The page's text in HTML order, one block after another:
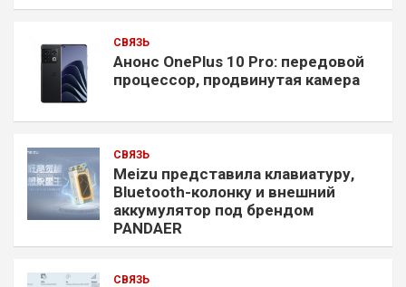
СВЯЗЬ
Анонс OnePlus 10 Pro: передовой
процессор, продвинутая камера
СВЯЗЬ
Meizu представила клавиатуру,
Bluetooth-колонку и внешний
аккумулятор под брендом
PANDAER
СВЯЗЬ